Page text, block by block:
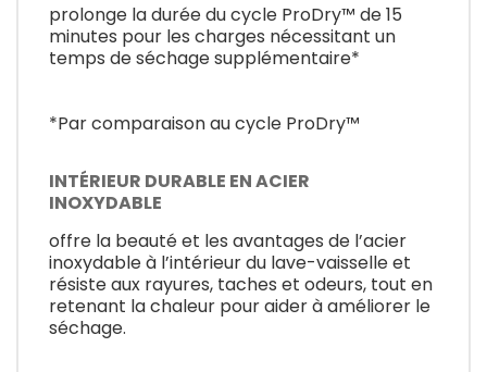
prolonge la durée du cycle ProDry™ de 15
minutes pour les charges nécessitant un
temps de séchage supplémentaire*
*Par comparaison au cycle ProDry™
INTÉRIEUR DURABLE EN ACIER
INOXYDABLE
offre la beauté et les avantages de l’acier
inoxydable à l’intérieur du lave-vaisselle et
résiste aux rayures, taches et odeurs, tout en
retenant la chaleur pour aider à améliorer le
séchage.